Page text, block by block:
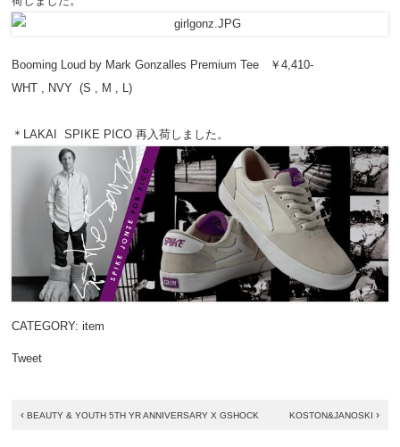
Booming Loud by Mark Gonzalles Premium Tee ￥4,410-
WHT , NVY (S , M , L)
＊LAKAI SPIKE PICO 再入荷しました。
CATEGORY: item
Tweet
‹ BEAUTY & YOUTH 5TH YR ANNIVERSARY X GSHOCK KOSTON&JANOSKI ›